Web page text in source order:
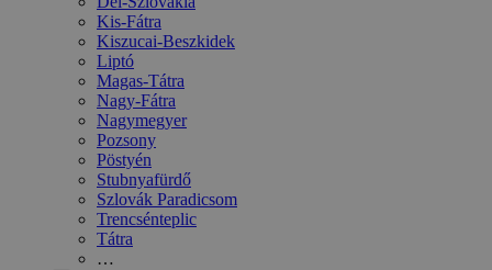
Kis-Fátra
Kiszucai-Beszkidek
Liptó
Magas-Tátra
Nagy-Fátra
Nagymegyer
Pozsony
Pöstyén
Stubnyafürdő
Szlovák Paradicsom
Trencsénteplic
Tátra
…